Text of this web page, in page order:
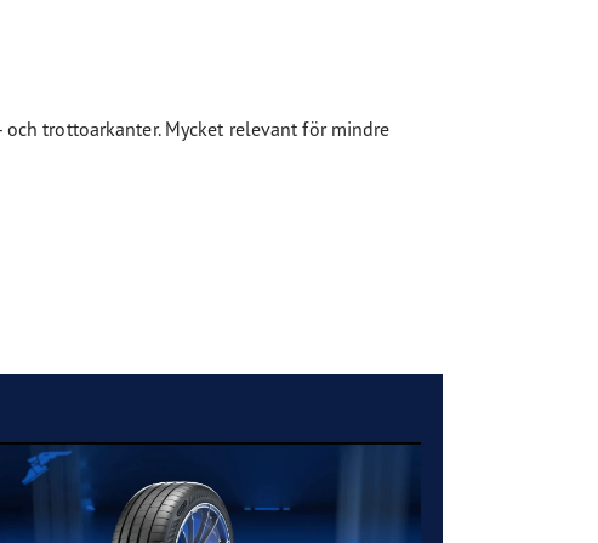
trottoarkanter. Mycket relevant för mindre